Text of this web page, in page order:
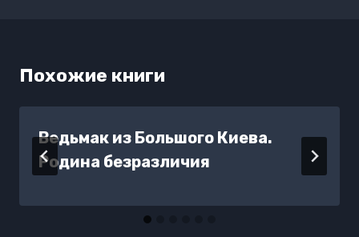
Похожие книги
Ведьмак из Большого Киева.
Родина безразличия